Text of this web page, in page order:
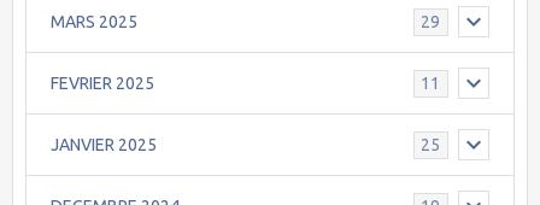
MARS 2025 29
FEVRIER 2025 11
JANVIER 2025 25